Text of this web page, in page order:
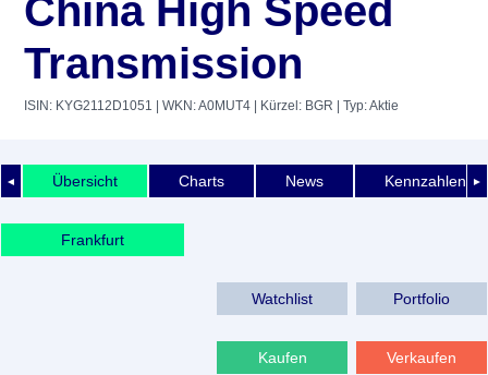
China High Speed
Transmission
ISIN: KYG2112D1051 | WKN: A0MUT4 | Kürzel: BGR | Typ: Aktie
◄ ►
Übersicht Charts News Kennzahlen
Frankfurt
Watchlist Portfolio
Kaufen Verkaufen